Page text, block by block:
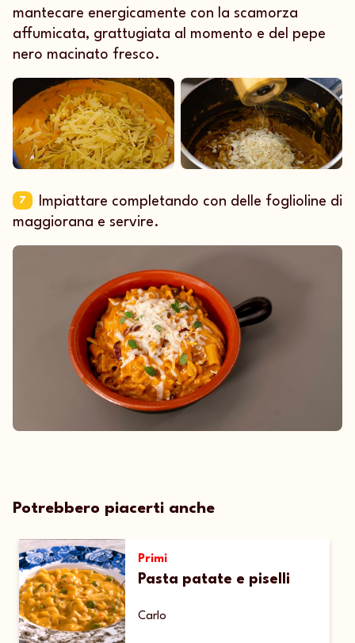
mantecare energicamente con la scamorza
affumicata, grattugiata al momento e del pepe
nero macinato fresco.
7
Impiattare completando con delle foglioline di
maggiorana e servire.
Potrebbero piacerti anche
Primi
Pasta patate e piselli
Carlo